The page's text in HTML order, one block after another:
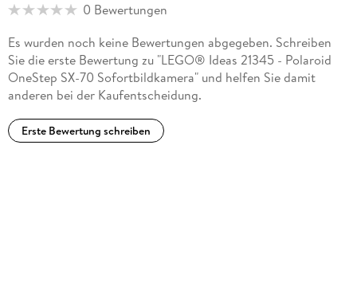
0 Bewertungen
Es wurden noch keine Bewertungen abgegeben. Schreiben
Sie die erste Bewertung zu "LEGO® Ideas 21345 - Polaroid
OneStep SX-70 Sofortbildkamera" und helfen Sie damit
anderen bei der Kaufentscheidung.
Erste Bewertung schreiben